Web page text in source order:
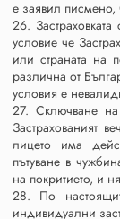
е заявил писмено,
26.
условие че
или страната на
различна от
условия е
27. Сключване на
Застрахованият
лицето има
пътуване в
на покритието, и
28. По
индивидуални